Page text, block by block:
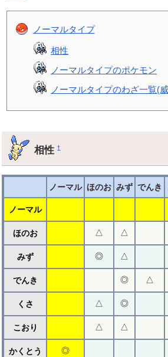
ノーマルタイプ
相性
ノーマルタイプのポケモン
ノーマルタイプのわざ一覧(
相性†
ノーマル ほのお みず でんき
ノーマル
ほのお △ △
みず ◎ △
でんき ◎ △
くさ △ ◎
こおり △ △
かくとう ◎